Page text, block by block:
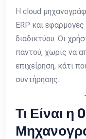
Η cloud
ERP και
διαδικτύου. Οι
παντού, χωρίς να
επιχείρηση, κάτι
συντήρησης.
Τι Είναι η